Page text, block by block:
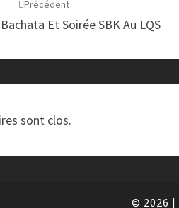
Précédent
Et Soirée SBK Au LQS
sont clos.
© 2026 |